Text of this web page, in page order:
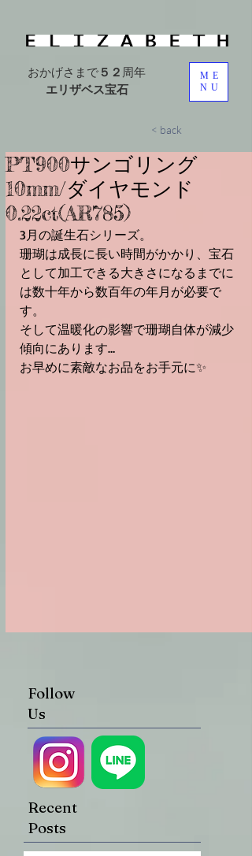
おかげさまで５２周年
エリザベス宝石
ME
NU
< back
PT900⁡⁡サンゴリング
⁡⁡10mm⁡⁡/ダイヤモンド
⁡⁡0.22ct⁡⁡(AR785⁡)
3月の誕生石シリーズ。⁡⁡
⁡珊瑚は成長に長い時間がかかり、宝石
として加工できる大きさになるまでに
は数十年から数百年の年月が必要で
す。⁡
そして温暖化の影響で珊瑚自体が減少
傾向にあります…⁡
⁡お早めに素敵なお品をお手元に✨⁡
Follow
Us
Recent
Posts